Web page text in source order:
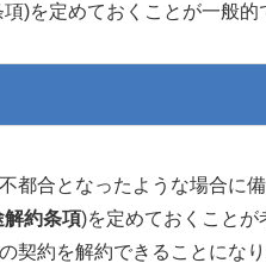
)を定めておくことが一般的
合となったような場合に
解約条項)を定めておくことが
契約を解約できることにな